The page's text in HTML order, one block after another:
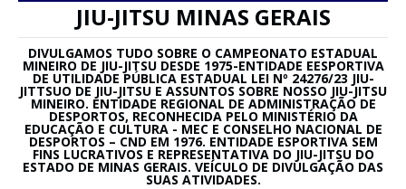
JIU-JITSU MINAS GERAIS
DIVULGAMOS TUDO SOBRE O CAMPEONATO ESTADUAL
MINEIRO DE JIU-JITSU DESDE 1975-ENTIDADE EESPORTIVA
DE UTILIDADE PÚBLICA ESTADUAL LEI Nº 24276/23 JIU-
JITTSUO DE JIU-JITSU E ASSUNTOS SOBRE NOSSO JIU-JITSU
MINEIRO. ENTIDADE REGIONAL DE ADMINISTRAÇÃO DE
DESPORTOS, RECONHECIDA PELO MINISTÉRIO DA
EDUCAÇÃO E CULTURA - MEC E CONSELHO NACIONAL DE
DESPORTOS – CND EM 1976. ENTIDADE ESPORTIVA SEM
FINS LUCRATIVOS E REPRESENTATIVA DO JIU-JITSU DO
ESTADO DE MINAS GERAIS. VEÍCULO DE DIVULGAÇÃO DAS
SUAS ATIVIDADES.